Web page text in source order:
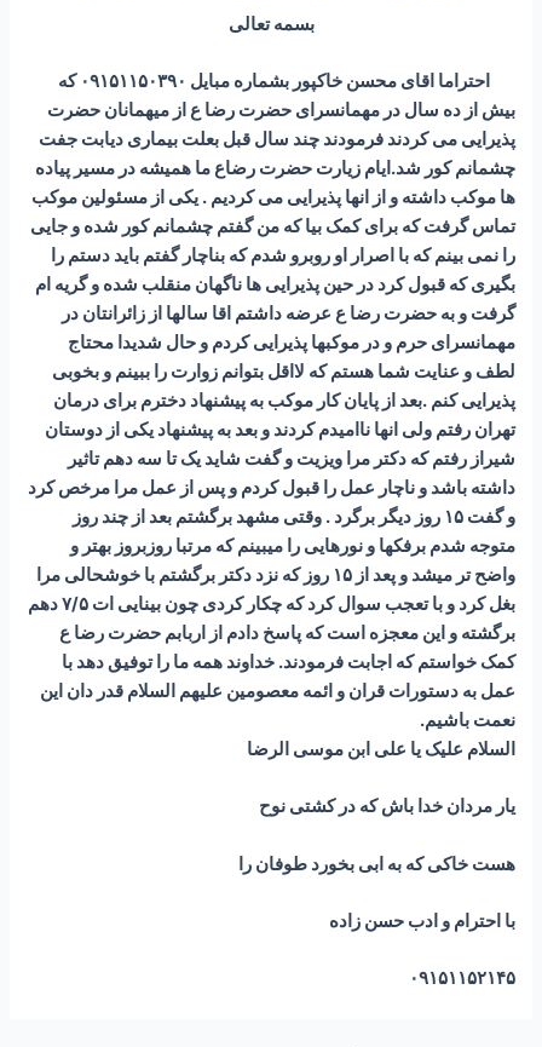
بسمه تعالی
احتراما اقای محسن خاکپور بشماره مبایل ۰۹۱۵۱۱۵۰۳۹۰ که
بیش از ده سال در مهمانسرای حضرت رضا ع از میهمانان حضرت
پذیرایی می کردند فرمودند چند سال قبل بعلت بیماری دیابت جفت
چشمانم کور شد.ایام زیارت حضرت رضاع ما همیشه در مسیر پیاده
ها موکب داشته و از انها پذیرایی می کردیم . یکی از مسئولین موکب
تماس گرفت که برای کمک بیا که من گفتم چشمانم کور شده و جایی
را نمی بینم که با اصرار او روبرو شدم که بناچار گفتم باید دستم را
بگیری که قبول کرد در حین پذیرایی ها ناگهان منقلب شده و گریه ام
گرفت و به حضرت رضا ع عرضه داشتم اقا سالها از زائرانتان در
مهمانسرای حرم و در موکبها پذیرایی کردم و حال شدیدا محتاج
لطف و عنایت شما هستم که لااقل بتوانم زوارت را ببینم و بخوبی
پذیرایی کنم .بعد از پایان کار موکب به پیشنهاد دخترم برای درمان
تهران رفتم ولی انها ناامیدم کردند و بعد به پیشنهاد یکی از دوستان
شیراز رفتم که دکتر مرا ویزیت و گفت شاید یک تا سه دهم تاثیر
داشته باشد و ناچار عمل را قبول کردم و پس از عمل مرا مرخص کرد
و گفت ۱۵ روز دیگر برگرد . وقتی مشهد برگشتم بعد از چند روز
متوجه شدم برفکها و نورهایی را میبینم که مرتبا روزبروز بهتر و
واضح تر میشد و پعد از ۱۵ روز که نزد دکتر برگشتم با خوشحالی مرا
بغل کرد و با تعجب سوال کرد که چکار کردی چون بینایی ات ۷/۵ دهم
برگشته و این معجزه است که پاسخ دادم از اربابم حضرت رضا ع
کمک خواستم که اجابت فرمودند. خداوند همه ما را توفیق دهد با
عمل به دستورات قران و ائمه معصومین علیهم السلام قدر دان این
نعمت باشیم.
السلام علیک یا علی ابن موسی الرضا
یار مردان خدا باش که در کشتی نوح
هست خاکی که به ابی بخورد طوفان را
با احترام و ادب حسن زاده
۰۹۱۵۱۱۵۲۱۴۵